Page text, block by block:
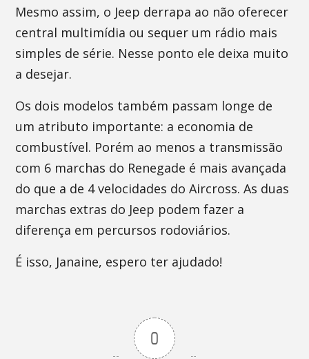
Mesmo assim, o Jeep derrapa ao não oferecer
central multimídia ou sequer um rádio mais
simples de série. Nesse ponto ele deixa muito
a desejar.
Os dois modelos também passam longe de
um atributo importante: a economia de
combustível. Porém ao menos a transmissão
com 6 marchas do Renegade é mais avançada
do que a de 4 velocidades do Aircross. As duas
marchas extras do Jeep podem fazer a
diferença em percursos rodoviários.
É isso, Janaine, espero ter ajudado!
0